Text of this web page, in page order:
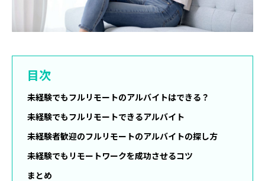
目次
未経験でもフルリモートのアルバイトはできる？
未経験でもフルリモートできるアルバイト
未経験者歓迎のフルリモートのアルバイトの探し方
未経験でもリモートワークを成功させるコツ
まとめ